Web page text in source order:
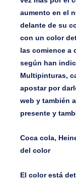
aumento en el
delante de su
con un color
las comience a
según han
Multipinturas,
apostar por
web y también
presente y
Coca cola,
del color
El color está